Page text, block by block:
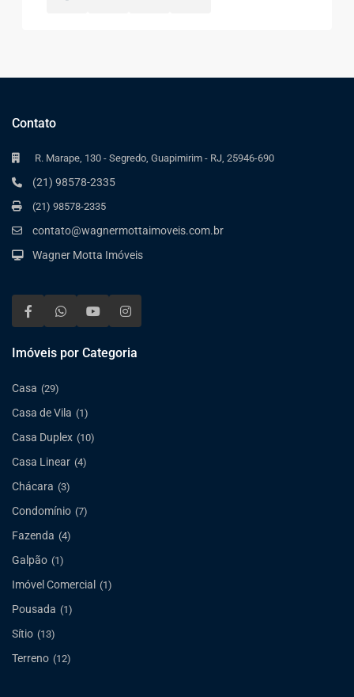
Contato
R. Marape, 130 - Segredo, Guapimirim - RJ, 25946-690
(21) 98578-2335
(21) 98578-2335
contato@wagnermottaimoveis.com.br
Wagner Motta Imóveis
Imóveis por Categoria
Casa (29)
Casa de Vila (1)
Casa Duplex (10)
Casa Linear (4)
Chácara (3)
Condomínio (7)
Fazenda (4)
Galpão (1)
Imóvel Comercial (1)
Pousada (1)
Sítio (13)
Terreno (12)